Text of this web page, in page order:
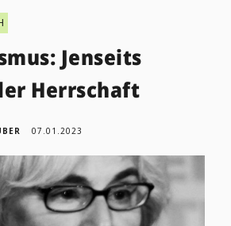
Jenseits
Herrschaft
07.01.2023